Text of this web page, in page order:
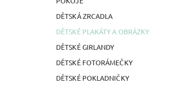
DĚTSKÁ ZRCADLA
DĚTSKÉ PLAKÁTY A OBRÁZKY
DĚTSKÉ GIRLANDY
DĚTSKÉ FOTORÁMEČKY
DĚTSKÉ POKLADNIČKY